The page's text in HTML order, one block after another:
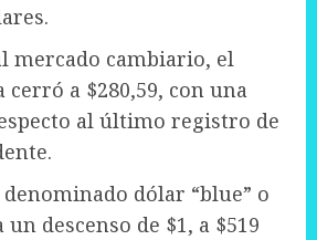
mercado cambiario, el
a $280,59, con una
al último registro de
dólar “blue” o
descenso de $1, a $519